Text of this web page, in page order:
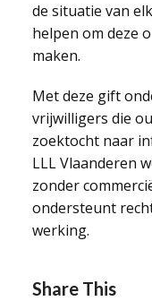
de situatie van
helpen om deze
maken.
Met deze gift
vrijwilligers die
zoektocht naar
LLL Vlaanderen
zonder
ondersteunt
werking.
Share This